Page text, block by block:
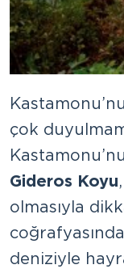
çok
Gideros Koyu
olmasıyla
deniziyle